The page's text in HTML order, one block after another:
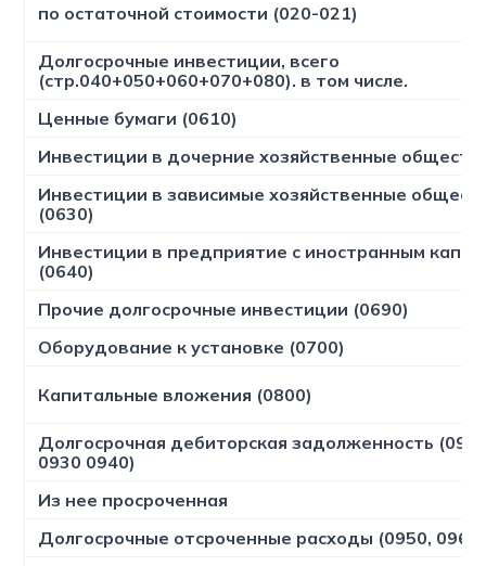
по остаточной стоимости (020-021)
Долгосрочные инвестиции, всего
(стр.040+050+060+070+080). в том числе.
Ценные бумаги (0610)
Инвестиции в дочерние хозяйственные обществ
Инвестиции в зависимые хозяйственные
(0630)
Инвестиции в предприятие с иностранным
(0640)
Прочие долгосрочные инвестиции (0690)
Оборудование к установке (0700)
Капитальные вложения (0800)
Долгосрочная дебиторская задолженность
0930 0940)
Из нее просроченная
Долгосрочные отсроченные расходы (0950,